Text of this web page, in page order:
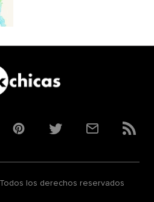
PinterestTwitterCorreoRSS
los derechos reservados